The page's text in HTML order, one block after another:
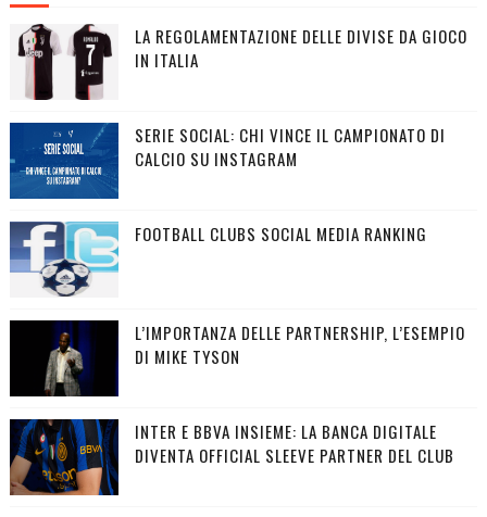
LA REGOLAMENTAZIONE DELLE DIVISE DA GIOCO
IN ITALIA
SERIE SOCIAL: CHI VINCE IL CAMPIONATO DI
CALCIO SU INSTAGRAM
FOOTBALL CLUBS SOCIAL MEDIA RANKING
L’IMPORTANZA DELLE PARTNERSHIP, L’ESEMPIO
DI MIKE TYSON
INTER E BBVA INSIEME: LA BANCA DIGITALE
DIVENTA OFFICIAL SLEEVE PARTNER DEL CLUB